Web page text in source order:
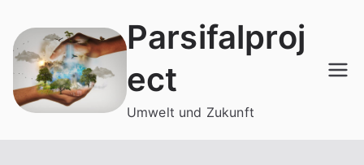
Inhalt
springen
Parsifalproj
ect
Umwelt und Zukunft